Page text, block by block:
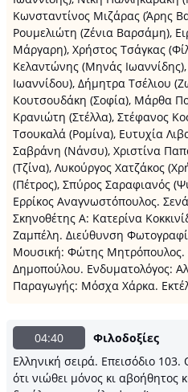
Κωνσταντίνος Μιζάρας (Άρης
Ρουμελιώτη (Ζένια Βαρσάμη),
Μάργαρη), Χρήστος Τσάγκας
Κελαντώνης (Μηνάς
Ιωαννίδου), Δήμητρα Τσέλιου
Κουτσουδάκη (Σοφία), Μάρθα
Κρανιώτη (Στέλλα), Στέφανος
Τσουκαλά (Ρομίνα), Ευτυχία
Σαβράνη (Νάνσυ), Χριστίνα
(Τζίνα), Λυκούργος Χατζάκος
(Πέτρος), Σπύρος Σαραφιανός
Ερρίκος Αναγνωστόπουλος.
Σκηνοθέτης Α: Κατερίνα
Ζαμπέλη. Διεύθυνση
Μουσική: Φώτης
Δημοπούλου. Ενδυματολόγος:
Παραγωγής: Μόσχα Χάρκα.
04:40
Φιλοδοξίες
Ελληνική σειρά. Επεισόδιο
ότι νιώθει μόνος κι αβοήθητος